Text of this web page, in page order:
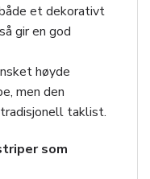
et dekorativt
gir en god
høyde
men den
taklist.
som